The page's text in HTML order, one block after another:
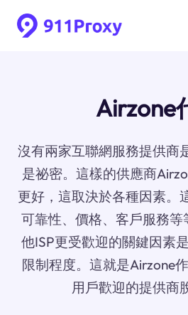
Airzone
沒有兩家互聯網服務提供商
是祕密。這樣的供應商
更好，這取決於各種因素。
可靠性、價格、客戶服務等
他ISP更受歡迎的關鍵因素
限制程度。這就是Airzone
用戶歡迎的提供商